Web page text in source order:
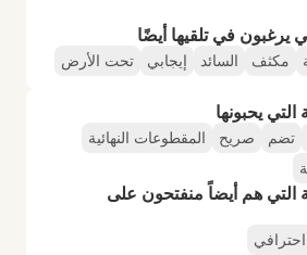
يرغبون في تلقيها أيضًا
مكثف السائد إيجابي تحت الأرض
يحبونها
تضم صريح
المقطوعات النهائية
التي هم أيضاً منفتحون على
احترافي